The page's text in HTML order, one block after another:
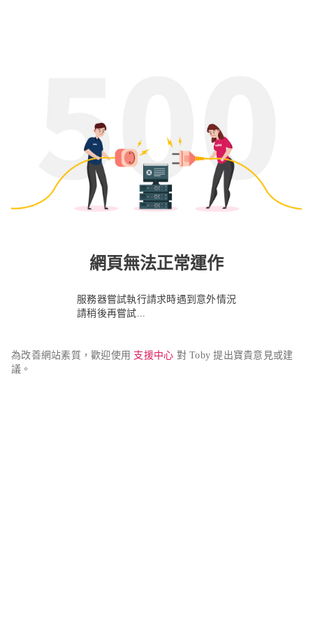
網頁無法正常運作
服務器嘗試執行請求時遇到意外情況
請稍後再嘗試...
為改善網站素質，歡迎使用 支援中心 對 Toby 提出寶貴意見或建
議。